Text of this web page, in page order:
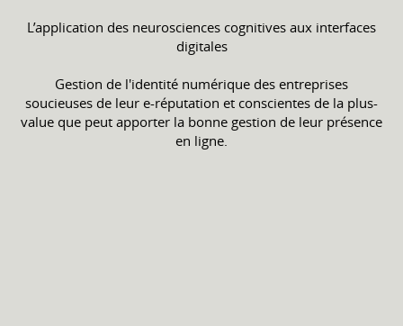
L’application des neurosciences cognitives aux interfaces
digitales
Gestion de l'identité numérique des entreprises
soucieuses de leur e-réputation et conscientes de la plus-
value que peut apporter la bonne gestion de leur présence
en ligne.